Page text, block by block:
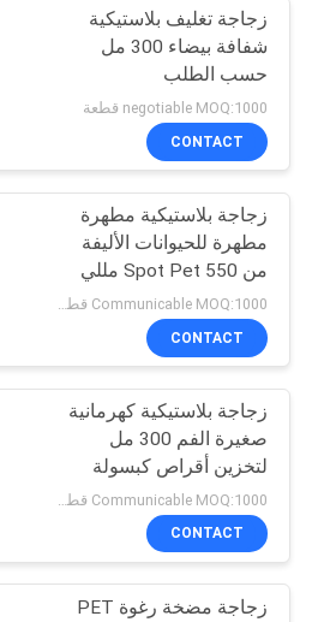
موزع
مضخة رش
طويلة
13
مضخة مطهر
جالون
10
زجاجة تغليف بلاستيكية
شفافة بيضاء 300 مل
حسب الطلب
negotiable MOQ:1000 قطعة
CONTACT
زجاجة بلاستيكية مطهرة
مطهرة للحيوانات الأليفة
من Spot Pet 550 مللي
CONTACT
زجاجة بلاستيكية كهرمانية
صغيرة الفم 300 مل
لتخزين أقراص كبسولة
حبوب منع الحمل
CONTACT
زجاجة مضخة رغوة PET